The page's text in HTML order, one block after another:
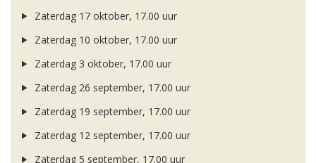
Zaterdag 17 oktober, 17.00 uur
Zaterdag 10 oktober, 17.00 uur
Zaterdag 3 oktober, 17.00 uur
Zaterdag 26 september, 17.00 uur
Zaterdag 19 september, 17.00 uur
Zaterdag 12 september, 17.00 uur
Zaterdag 5 september, 17.00 uur